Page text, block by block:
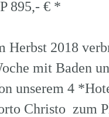
895,- € *
Herbst 2018
mit Baden
unserem 4
Christo zum